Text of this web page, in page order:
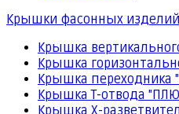
Крышки фасонных
Крышка
Крышка
Крышка переходника
Крышка Т-отвода
Крышка Х-